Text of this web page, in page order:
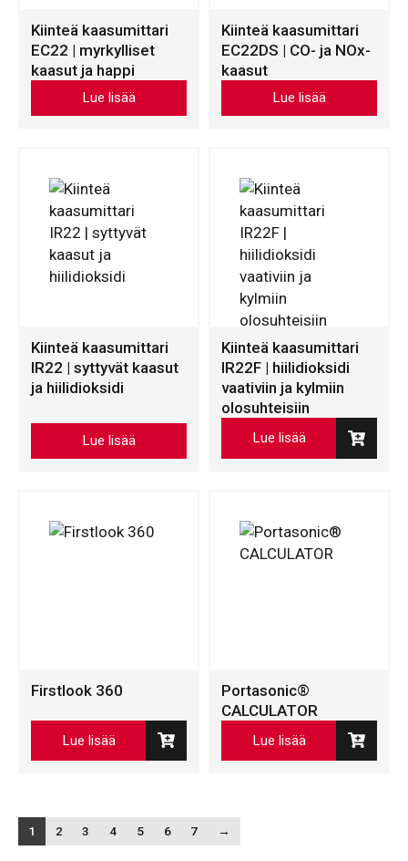
Kiinteä kaasumittari
EC22 | myrkylliset
kaasut ja happi
Lue lisää
tuotteella
muunnelma.
tehdä
valinnat
tuotteen
sivulla.
Kiinteä kaasumittari
EC22DS | CO- ja NOx-
kaasut
Lue lisää
tuotteella
muunnelma.
tehdä
valinnat
tuotteen
sivulla.
Kiinteä kaasumittari
IR22 | syttyvät kaasut
ja hiilidioksidi
Lue lisää
tuotteella
muunnelma.
Kiinteä kaasumittari
IR22F | hiilidioksidi
vaativiin ja kylmiin
olosuhteisiin
Lue lisää
Firstlook 360
Lue lisää
Portasonic®
CALCULATOR
Lue lisää
1 2 3 4 5 6 7 →